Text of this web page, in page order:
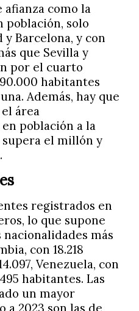
afianza como la
población, solo
Barcelona, y con
que Sevilla y
por el cuarto
habitantes
Además, hay que
área
población a la
supera el millón y
registrados en
lo que supone
nacionalidades más
con 18.218
Venezuela, con
habitantes. Las
un mayor
2023 son las de